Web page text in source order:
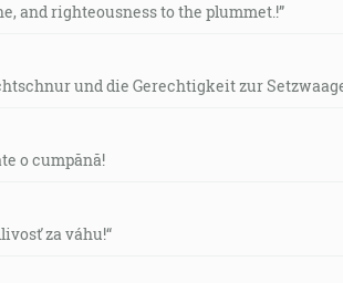
and righteousness to the plummet.!”
und die Gerechtigkeit zur
o cumpănă!
za váhu!“